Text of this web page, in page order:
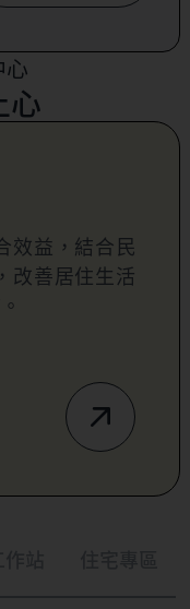
心
效益，結合民
改善居住生活